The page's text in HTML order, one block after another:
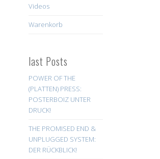
Videos
Warenkorb
last Posts
POWER OF THE
(PLATTEN) PRESS:
POSTERBOIZ UNTER
DRUCK!
THE PROMISED END &
UNPLUGGED SYSTEM:
DER RÜCKBLICK!